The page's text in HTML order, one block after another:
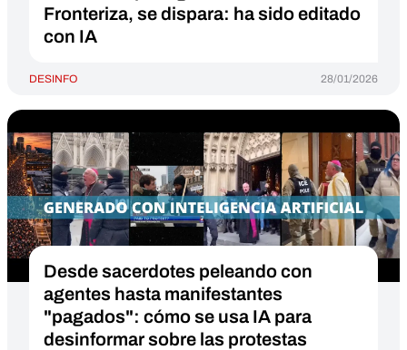
Fronteriza, se dispara: ha sido editado
con IA
DESINFO 28/01/2026
Desde sacerdotes peleando con
agentes hasta manifestantes
"pagados": cómo se usa IA para
desinformar sobre las protestas